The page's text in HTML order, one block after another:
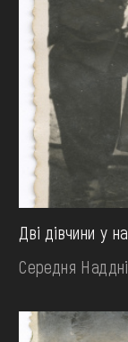
Дві дівчини у
Середня